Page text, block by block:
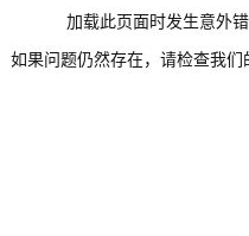
加载此页面时发生意外
如果问题仍然存在，请检查我们